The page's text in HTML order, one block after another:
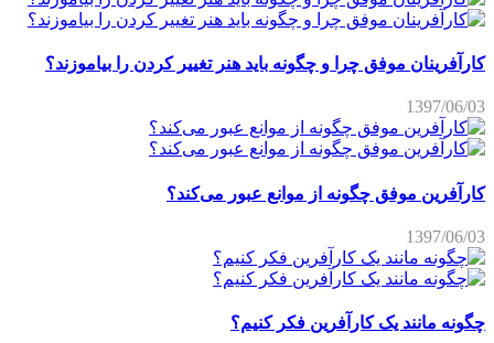
کارآفرینان موفق چرا و چگونه باید هنر تغییر کردن را بیاموزند؟
1397/06/03
کارآفرین موفق چگونه از موانع عبور می‌کند؟
1397/06/03
چگونه مانند یک کارآفرین فکر کنیم؟